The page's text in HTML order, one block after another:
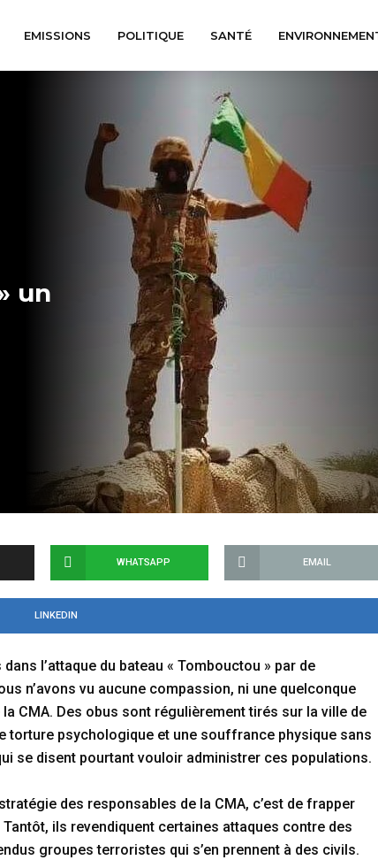
EMISSIONS POLITIQUE SANTÉ
un
WHATSAPP EMAIL
LINKEDIN
l’attaque du bateau « Tombouctou » par de
n’avons vu aucune compassion, ni une quelconque
CMA. Des obus sont régulièrement tirés sur la ville de
torture psychologique et une souffrance physique sans
se disent pourtant vouloir administrer ces populations.
des responsables de la CMA, c’est de frapper
ils revendiquent certaines attaques contre des
groupes terroristes qui s’en prennent à des civils.